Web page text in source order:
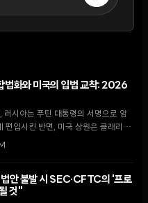
법화와 미국의 입법 교착: 2026
시아는 푸틴 대통령의 서명으로 암
편입시킨 반면, 미국 상원은 클래리티
회 전 마지막 진통을 겪고 있다.
안 불발 시 SEC·CFTC의 '프로
것"